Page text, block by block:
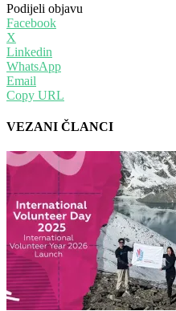
Podijeli objavu
Facebook
X
Linkedin
WhatsApp
Email
Copy URL
VEZANI ČLANCI